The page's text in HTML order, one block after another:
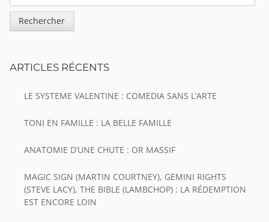
ARTICLES RÉCENTS
LE SYSTEME VALENTINE : COMEDIA SANS L’ARTE
TONI EN FAMILLE : LA BELLE FAMILLE
ANATOMIE D’UNE CHUTE : OR MASSIF
MAGIC SIGN (MARTIN COURTNEY), GEMINI RIGHTS
(STEVE LACY), THE BIBLE (LAMBCHOP) : LA RÉDEMPTION
EST ENCORE LOIN